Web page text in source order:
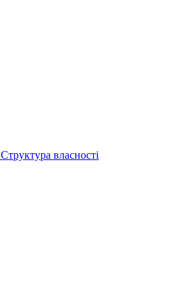
Структура власності